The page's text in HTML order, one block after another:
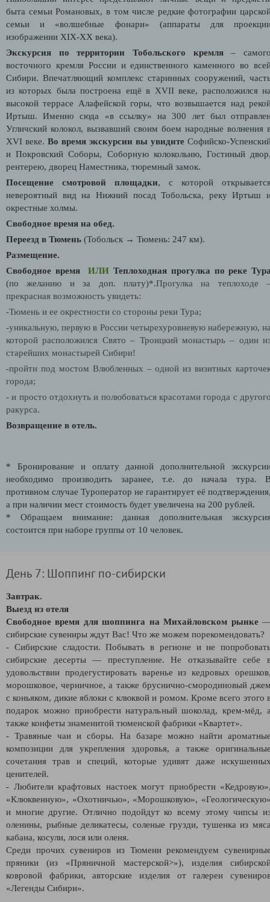
быта семьи Романовых, в том числе редкие фотографии
семьи и «волшебные фонари» (аппараты для
изображении XIX-XX века).
Экскурсия по территории Тобольского кремля–
восточного кремля России и единственного каменного во
Сибири. Впечатляющий комплекс старинных сооружений,
из которых была построена ещё в XVII веке, расположился
высокой террасе Алафейской горы, что возвышается над
Иртыш. Именно сюда «в ссылку» на 300 лет был
Угличский колокол, вызвавший своим боем народные волнения
XVI веке. Во время экскурсии вы увидите Софийско-
и Покровский Соборы, Соборную колокольню, Гостиный
рентерею, дворец Наместника, тюремный замок.
Посещение смотровой площадки, с которой
невероятный вид на Нижний посад Тобольска, реку Иртыш
окрестные холмы.
Свободное время на обед.
Переезд в Тюмень (Тобольск → Тюмень: 247 км).
Размещение.
Свободное время
ИЛИ Теплоходная прогулка по реке
(по желанию и за доп. плату)*.Прогулка на теплоходе
прекрасная возможность увидеть:
-Тюмень и ее окрестности со стороны реки Тура;
-уникальную, первую в России четырехуровневую набережную,
которой расположился Свято – Троицкий монастырь – один
старейших монастырей Сибири!
-пройти под мостом Влюбленных – одной из визитных
города;
- и просто отдохнуть и полюбоваться красотами города с
ракурса.
Возвращение в отель.
* Бронирование и оплату данной дополнительной
необходимо производить заранее, т.е. до начала тура.
противном случае Туроператор не гарантирует её
а при наличии мест стоимость будет увеличена на 200 рублей.
* Обращаем внимание: данная дополнительная
состоится при наборе группы от 10 человек.
День 7: Шоппинг по-сибирски
Завтрак.
Выезд из отеля
Свободное время для шоппинга на Михайловском рынке
сибирские сувениры ждут Вас! Что же можем порекомендовать?
- Сибирские сладости. Побывать в регионе и не
сибирские десерты — преступление. Не отказывайте себе
удовольствии продегустировать варенье из кедровых
морошковое, черничное, а также бруснично-смородиновый
с коньяком, дикие яблоки с клюквой и ромом. Кроме всего этого
подарок можно приобрести натуральный шоколад, крем-мёд,
также конфеты знаменитой тюменской фабрики «Квартет».
- Травяные чаи и сборы. На базаре можно найти
композиции для укрепления здоровья, а также
сочетания трав и специй, которые удивят даже
ценителей.
- Любители крафтовых настоек могут приобрести
«Клюквенную», «Охотничью», «Морошковую»,
и многие другие. Отлично подойдут ко всему этому чипсы
оленины, рыбные деликатесы, соленые грузди, тушенка из
кабана, косули, лося или оленя.
Среди прочих сувениров из Тюмени рекомендуем
пряники (из «Пряничной мастерской>»), изделия
ковровой фабрики, авторские изделия от галереи
«Легенды Сибири».